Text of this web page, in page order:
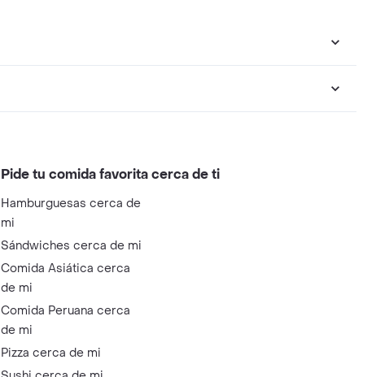
Pide tu comida favorita cerca de ti
Hamburguesas cerca de
mi
Sándwiches cerca de mi
Comida Asiática cerca
de mi
Comida Peruana cerca
de mi
Pizza cerca de mi